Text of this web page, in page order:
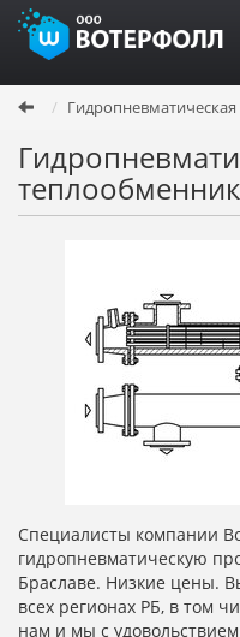
Перейти
основному
содержанию
Специалисты компании
гидропневматическую
Браславе. Низкие цены.
всех регионах РБ, в том
нам и мы с